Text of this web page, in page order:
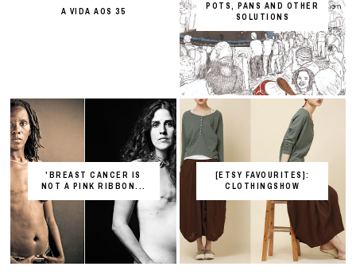
A VIDA AOS 35
POTS, PANS AND OTHER
SOLUTIONS
'BREAST CANCER IS
NOT A PINK RIBBON...
[ETSY FAVOURITES]:
CLOTHINGSHOW